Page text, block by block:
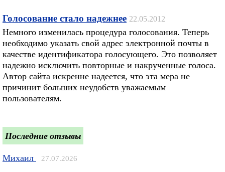
Голосование стало надежнее 22.05.2012
Немного изменилась процедура голосования. Теперь
необходимо указать свой адрес электронной почты в
качестве идентификатора голосующего. Это позволяет
надежно исключить повторные и накрученные голоса.
Автор сайта искренне надеется, что эта мера не
причинит больших неудобств уважаемым
пользователям.
Последние отзывы
Михаил 27.07.2026